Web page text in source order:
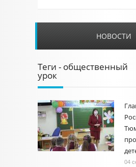
НОВОСТИ
Теги - общественный
урок
04